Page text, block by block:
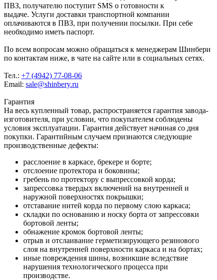
ПВЗ, получателю поступит SMS о готовности к
выдаче. Услуги доставки транспортной компании
оплачиваются в ПВЗ, при получении посылки. При себе
необходимо иметь паспорт.
По всем вопросам можно обращаться к менеджерам Шинбери
по контактам ниже, в чате на сайте или в социальных сетях.
Тел.: +7 (4942) 77-08-06
Email: sale@shinbery.ru
Гарантия
На весь купленный товар, распространяется гарантия завода-
изготовителя, при условии, что покупателем соблюдены
условия эксплуатации. Гарантия действует начиная со дня
покупки. Гарантийным случаем признаются следующие
производственные дефекты:
расслоение в каркасе, брекере и борте;
отслоение протектора и боковины;
гребень по протектору с выпрессовкой корда;
запрессовка твердых включений на внутренней и
наружной поверхностях покрышки;
отставание нитей корда по первому слою каркаса;
складки по основанию и носку борта от запрессовки
бортовой ленты;
обнажение кромок бортовой ленты;
отрыв и отслаивание герметизирующего резинового
слоя на внутренней поверхности каркаса и на бортах;
иные повреждения шины, возникшие вследствие
нарушения технологического процесса при
производстве.